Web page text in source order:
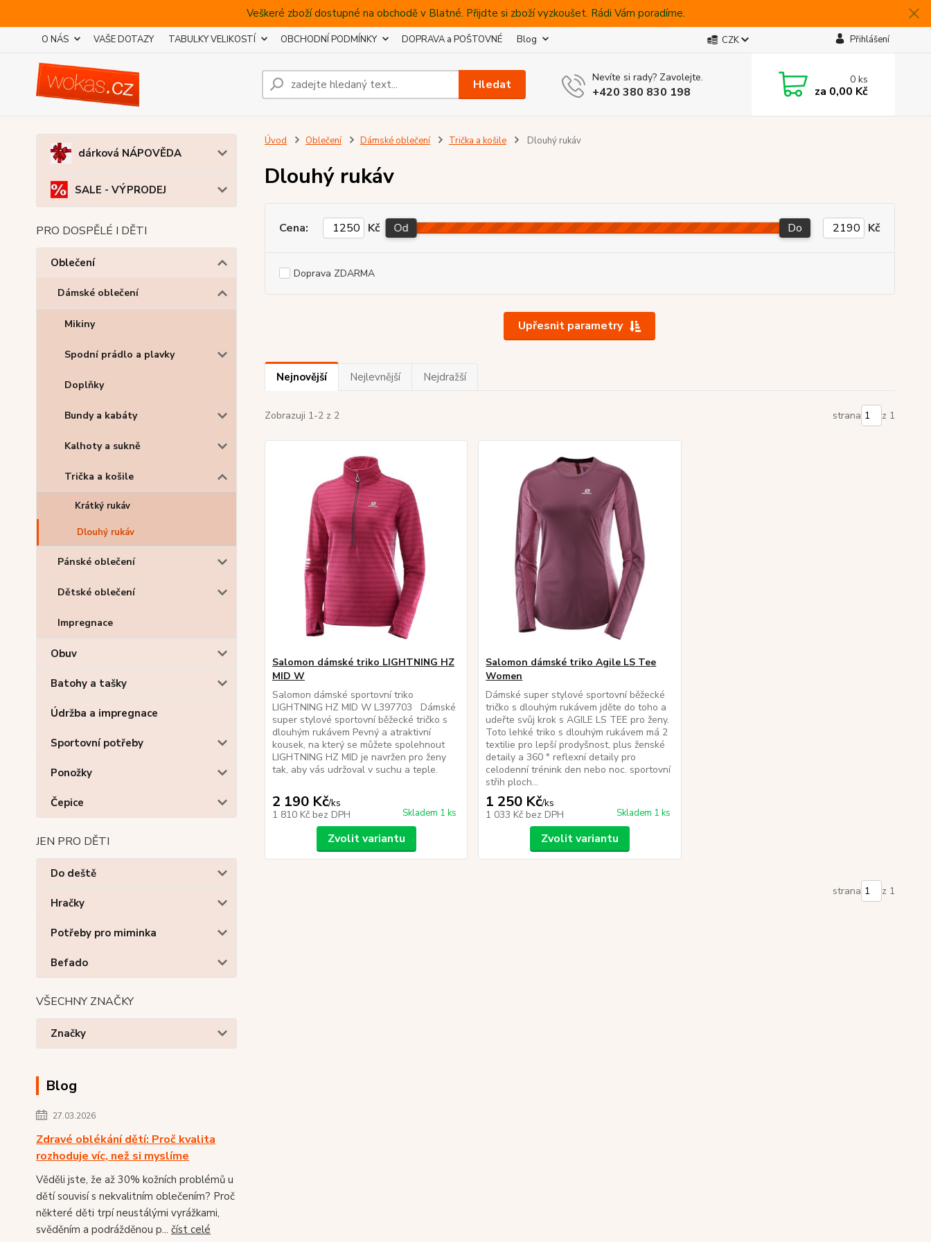
Veškeré zboží dostupné na obchodě v Blatné. Přijdte si zboží vyzkoušet. Rádi Vám poradíme.
O NÁS VAŠE DOTAZY TABULKY VELIKOSTÍ OBCHODNÍ PODMÍNKY DOPRAVA a POŠTOVNÉ Blog CZK Přihlášení
Hledat Nevíte si rady? Zavolejte.
+420 380 830 198
0ks
za 0,00 Kč
dárková NÁPOVĚDA
SALE - VÝPRODEJ
PRO DOSPĚLÉ I DĚTI
Oblečení
Dámské oblečení
Mikiny
Spodní prádlo a plavky
Doplňky
Bundy a kabáty
Kalhoty a sukně
Trička a košile
Krátký rukáv
Dlouhý rukáv
Pánské oblečení
Dětské oblečení
Impregnace
Obuv
Batohy a tašky
Údržba a impregnace
Sportovní potřeby
Ponožky
Čepice
JEN PRO DĚTI
Do deště
Hračky
Potřeby pro miminka
Befado
VŠECHNY ZNAČKY
Značky
Blog
27.03.2026
Zdravé oblékání dětí: Proč kvalita
rozhoduje víc, než si myslíme
Věděli jste, že až 30% kožních problémů u
dětí souvisí s nekvalitním oblečením? Proč
některé děti trpí neustálými vyrážkami,
svěděním a podrážděnou p... číst celé
Úvod Oblečení Dámské oblečení Trička a košile Dlouhý rukáv
Dlouhý rukáv
Upřesnit parametry
Cena: Kč Od Do Kč
Doprava ZDARMA
Nejnovější Nejlevnější Nejdražší
Zobrazuji 1-2 z 2 strana z 1
Salomon dámské triko LIGHTNING HZ
MID W
Salomon dámské sportovní triko
LIGHTNING HZ MID W L397703 Dámské
super stylové sportovní běžecké tričko s
dlouhým rukávem Pevný a atraktivní
kousek, na který se můžete spolehnout
LIGHTNING HZ MID je navržen pro ženy
tak, aby vás udržoval v suchu a teple.
2 190 Kč/ks
1 810 Kč bez DPH Skladem 1 ks
Zvolit variantu
Salomon dámské triko Agile LS Tee
Women
Dámské super stylové sportovní běžecké
tričko s dlouhým rukávem jděte do toho a
udeřte svůj krok s AGILE LS TEE pro ženy.
Toto lehké triko s dlouhým rukávem má 2
textilie pro lepší prodyšnost, plus ženské
detaily a 360 ° reflexní detaily pro
celodenní trénink den nebo noc. sportovní
střih ploch...
1 250 Kč/ks
1 033 Kč bez DPH Skladem 1 ks
Zvolit variantu
strana z 1